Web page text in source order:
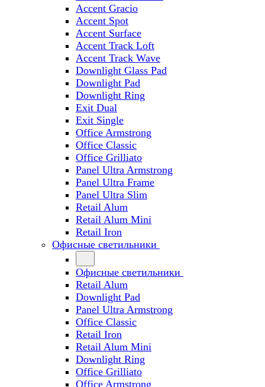
Accent Gracio
Accent Spot
Accent Surface
Accent Track Loft
Accent Track Wave
Downlight Glass Pad
Downlight Pad
Downlight Ring
Exit Dual
Exit Single
Office Armstrong
Office Classic
Office Grilliato
Panel Ultra Armstrong
Panel Ultra Frame
Panel Ultra Slim
Retail Alum
Retail Alum Mini
Retail Iron
Офисные светильники
Офисные светильники
Retail Alum
Downlight Pad
Panel Ultra Armstrong
Office Classic
Retail Iron
Retail Alum Mini
Downlight Ring
Office Grilliato
Office Armstrong